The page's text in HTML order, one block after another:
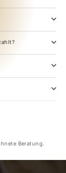
Beratung.
34